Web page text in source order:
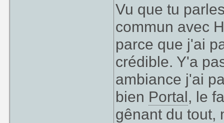
Vu que tu
commun avec
parce que j'ai
crédible. Y'a
ambiance j'ai
bien Portal, le
gênant du tout,